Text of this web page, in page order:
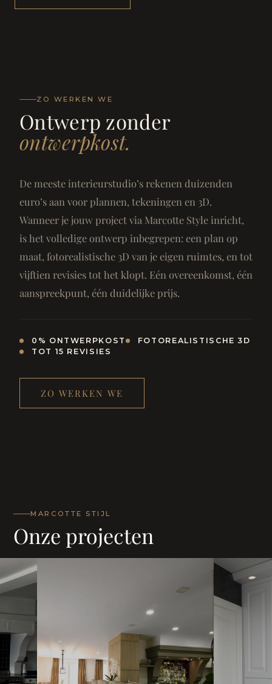
ZO WERKEN WE
Ontwerp zonder
ontwerpkost.
De meeste interieurstudio’s rekenen duizenden
euro’s aan voor plannen, tekeningen en 3D.
Wanneer je jouw project via Marcotte Style inricht,
is het volledige ontwerp inbegrepen: een plan op
maat, fotorealistische 3D van je eigen ruimtes, en tot
vijftien revisies tot het klopt. Eén overeenkomst, één
aanspreekpunt, één duidelijke prijs.
0% ONTWERPKOST
FOTOREALISTISCHE 3D
TOT 15 REVISIES
ZO WERKEN WE
MARCOTTE STIJL
Onze projecten